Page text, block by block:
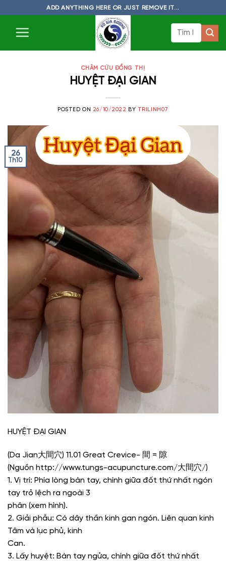
content
ADD ANYTHING HERE OR JUST REMOVE IT...
CHÂM CỨU ĐỔNG THỊ
HUYỆT ĐẠI GIAN
POSTED ON 26/10/2022 BY TRILINH07
26
Th10
HUYỆT ĐẠI GIAN
(Da Jian大間穴) 11.01 Great Crevice- 間 = 隙
(Nguồn http://www.tungs-acupuncture.com/大間穴/)
1. Vị trí: Phía lòng bàn tay, chính giữa đốt thứ nhất ngón
tay trỏ lệch ra ngoài 3
phân (xem hình).
2. Giải phẫu: Có dây thần kinh gan ngón. Liên quan kinh
Tâm và lục phủ, kinh
Can.
3. Lấy huyệt: Bàn tay ngửa, chính giữa đốt thứ nhất